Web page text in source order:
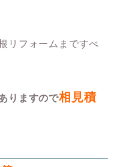
リフォームまですべ
りますので相見積